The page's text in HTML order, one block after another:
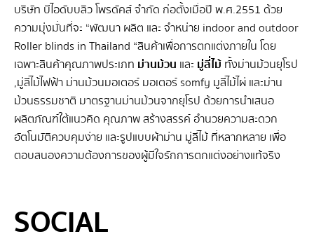
บริษัท บีไอดับบลิว โพรดัคส์ จำกัด ก่อตั้งเมื่อปี พ.ศ.2551 ด้วย
ความมุ่งมั่นที่จะ “พัฒนา ผลิต และ จําหน่าย indoor and outdoor
Roller blinds in Thailand “สินค้าเพื่อการตกแต่งภายใน โดย
เฉพาะสินค้าคุณภาพประเภท ม่านม้วน และ มู่ลี่ไม้ทั้งม่านม้วนยุโรป
,มู่ลี่ไม้ไฟฟ้า ม่านม้วนมอเตอร์ มอเตอร์ somfy มูลี่ไม้ไผ่ และม่าน
ม้วนธรรมชาติ มาตรฐานม่านม้วนจากยุโรป ด้วยการนำเสนอ
ผลิตภัณฑ์ใต้แนวคิด คุณภาพ สร้างสรรค์ อำนวยความสะดวก
อัตโนมัติควบคุมง่าย และรูปแบบผ้าม่าน มู่ลี่ไม้ ที่หลากหลาย เพื่อ
ตอบสนองความต้องการของผู้มีใจรักการตกแต่งอย่างแท้จริง
SOCIAL